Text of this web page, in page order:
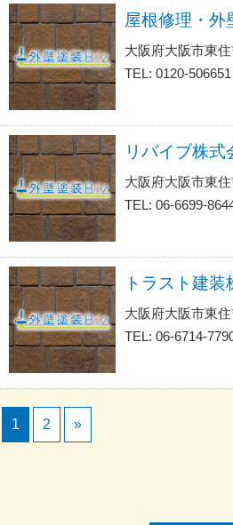
大阪府大阪市東
TEL: 0120-506651
リバイブ株式
大阪府大阪市東
TEL: 06-6699-
トラスト建装
大阪府大阪市東
TEL: 06-6714-
1 2 »